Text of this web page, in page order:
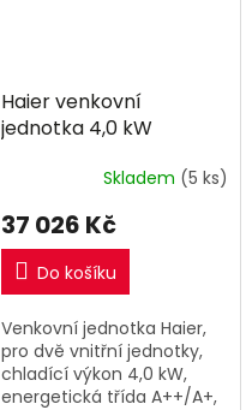
Haier venkovní
jednotka 4,0 kW
Skladem (5 ks)
37 026 Kč
Do košíku
Venkovní jednotka Haier,
pro dvě vnitřní jednotky,
chladící výkon 4,0 kW,
energetická třída A++/A+,